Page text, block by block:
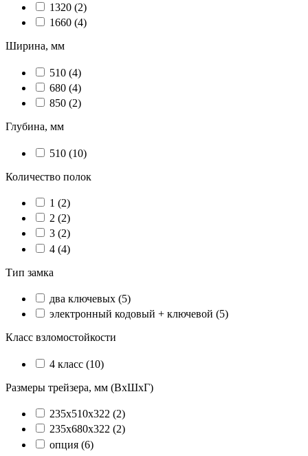
1320 (2)
1660 (4)
Ширина, мм
510 (4)
680 (4)
850 (2)
Глубина, мм
510 (10)
Количество полок
1 (2)
2 (2)
3 (2)
4 (4)
Тип замка
два ключевых (5)
электронный кодовый + ключевой (5)
Класс взломостойкости
4 класс (10)
Размеры трейзера, мм (ВхШхГ)
235x510x322 (2)
235x680x322 (2)
опция (6)